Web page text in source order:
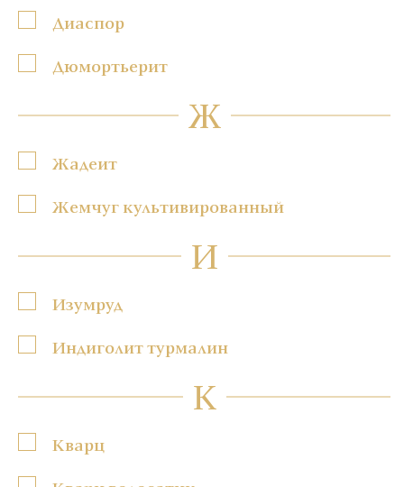
Диаспор
Дюмортьерит
Ж
Жадеит
Жемчуг культивированный
И
Изумруд
Индиголит турмалин
К
Кварц